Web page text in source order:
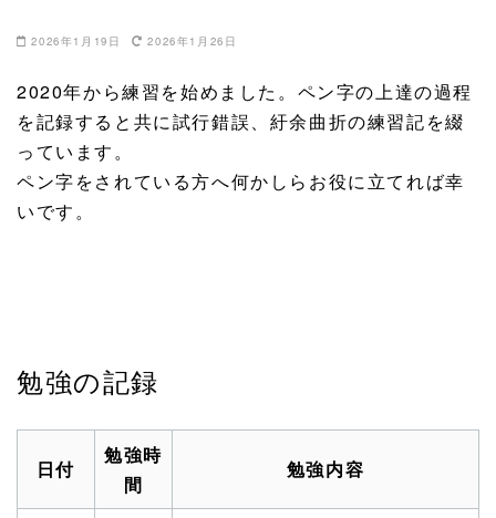
2026年1月19日 2026年1月26日
2020年から練習を始めました。ペン字の上達の過程
を記録すると共に試行錯誤、紆余曲折の練習記を綴
っています。
ペン字をされている方へ何かしらお役に立てれば幸
いです。
勉強の記録
日付
勉強時
間
勉強内容